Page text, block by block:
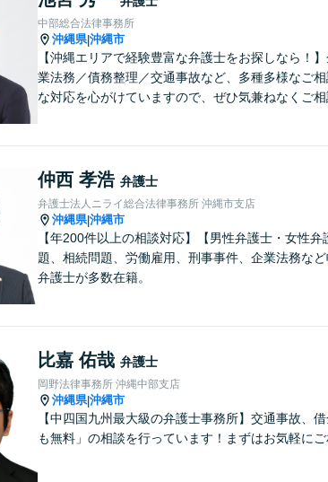
中部総合法律事務所
沖縄県|沖縄市
【沖縄エリアで経験豊富な弁護士をお探しなら！
業法務／債務整理／交通事故など、多種多様なご
な対応を心がけていますので、ぜひ気兼ねなくご相
仲西 孝浩 弁護士
弁護士法人ニライ総合法律事務所 沖縄市支店
沖縄県|沖縄市
【年200件以上の相談対応】【男性弁護士・女性
題、相続問題、労働雇用、刑事事件、企業法務な
弁護士が多数在籍。
比嘉 佑哉 弁護士
岡野法律事務所 沖縄中部支店
沖縄県|沖縄市
【中四国九州最大級の弁護士事務所】交通事故、
も無料」の相談を行っています！まずはお気軽にご